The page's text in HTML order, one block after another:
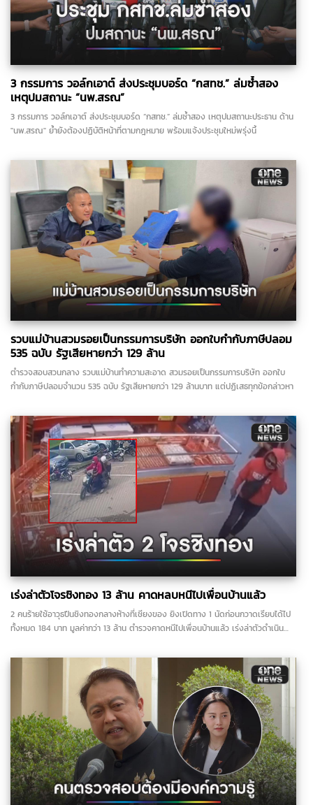
3 กรรมการ วอล์กเอาต์ ส่งประชุมบอร์ด “กสทช.” ล่มซ้ำสอง
เหตุปมสถานะ “นพ.สรณ”
3 กรรมการ วอล์กเอาต์ ส่งประชุมบอร์ด “กสทช.” ล่มซ้ำสอง เหตุปมสถานะประธาน ด้าน
"นพ.สรณ" ย้ำยังต้องปฏิบัติหน้าที่ตามกฎหมาย พร้อมแจ้งประชุมใหม่พรุ่งนี้
รวบแม่บ้านสวมรอยเป็นกรรมการบริษัท ออกใบกำกับภาษีปลอม
535 ฉบับ รัฐเสียหายกว่า 129 ล้าน
ตำรวจสอบสวนกลาง รวบแม่บ้านทำความสะอาด สวมรอยเป็นกรรมการบริษัท ออกใบ
กำกับภาษีปลอมจำนวน 535 ฉบับ รัฐเสียหายกว่า 129 ล้านบาท แต่ปฏิเสธทุกข้อกล่าวหา
เร่งล่าตัวโจรชิงทอง 13 ล้าน คาดหลบหนีไปเพื่อนบ้านแล้ว
2 คนร้ายใช้อาวุธปืนชิงทองกลางห้างที่เชียงของ ยิงเปิดทาง 1 นัดก่อนกวาดเรียบได้ไป
ทั้งหมด 184 บาท มูลค่ากว่า 13 ล้าน ตำรวจคาดหนีไปเพื่อนบ้านแล้ว เร่งล่าตัวดำเนิน